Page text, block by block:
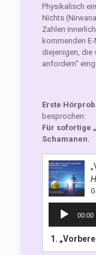
Physikalisch
Nichts
Zahlen
kommenden
diejenigen, die
anfordern“
Erste
besprochen:
Für sofortige
Schamanen.
Audio-
Player
00:00
1.